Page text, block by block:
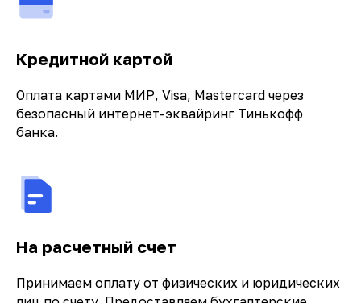
Кредитной картой
Оплата картами МИР, Visa, Mastercard через
безопасный интернет-эквайринг Тинькофф
банка.
На расчетный счет
Принимаем оплату от физических и юридических